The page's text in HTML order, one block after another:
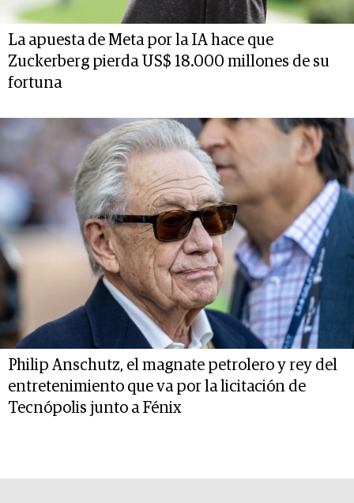
La apuesta de Meta por la IA hace que
Zuckerberg pierda US$ 18.000 millones de su
fortuna
Philip Anschutz, el magnate petrolero y rey del
entretenimiento que va por la licitación de
Tecnópolis junto a Fénix